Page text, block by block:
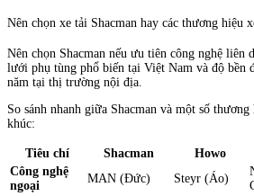
Nên chọn xe tải Shacman hay các thương hiệu
Nên chọn Shacman nếu ưu tiên công nghệ
lưới phụ tùng phổ biến tại Việt Nam và độ bền
năm tại thị trường nội địa.
So sánh nhanh giữa Shacman và một số
khúc:
Tiêu chí Shacman Howo
Công nghệ
ngoại
MAN (Đức) Steyr (Áo)